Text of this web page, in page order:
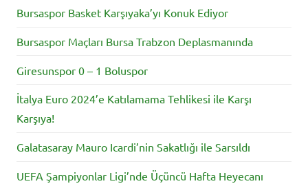
Bursaspor Basket Karşıyaka’yı Konuk Ediyor
Bursaspor Maçları Bursa Trabzon Deplasmanında
Giresunspor 0 – 1 Boluspor
İtalya Euro 2024’e Katılamama Tehlikesi ile Karşı
Karşıya!
Galatasaray Mauro Icardi’nin Sakatlığı ile Sarsıldı
UEFA Şampiyonlar Ligi’nde Üçüncü Hafta Heyecanı